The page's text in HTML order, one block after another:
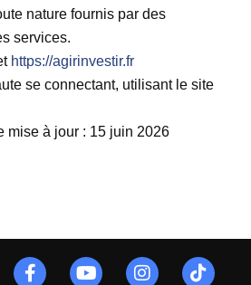
nature fournis par des
services.
https://agirinvestir.fr
se connectant, utilisant le site
mise à jour : 15 juin 2026